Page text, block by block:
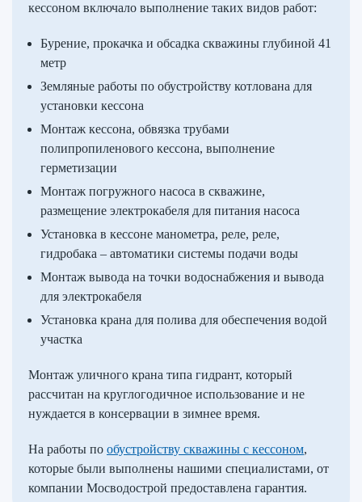
кессоном включало выполнение таких видов работ:
Бурение, прокачка и обсадка скважины глубиной 41
метр
Земляные работы по обустройству котлована для
установки кессона
Монтаж кессона, обвязка трубами
полипропиленового кессона, выполнение
герметизации
Монтаж погружного насоса в скважине,
размещение электрокабеля для питания насоса
Установка в кессоне манометра, реле, реле,
гидробака – автоматики системы подачи воды
Монтаж вывода на точки водоснабжения и вывода
для электрокабеля
Установка крана для полива для обеспечения водой
участка
Монтаж уличного крана типа гидрант, который
рассчитан на круглогодичное использование и не
нуждается в консервации в зимнее время.
На работы по обустройству скважины с кессоном,
которые были выполнены нашими специалистами, от
компании Мосводострой предоставлена гарантия.